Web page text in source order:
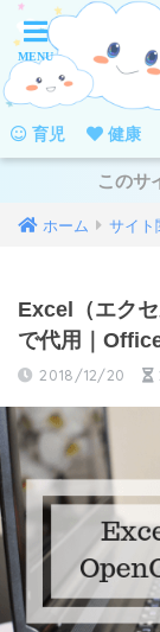
育児 健康
このサ
ホーム サイト
Excel（エク
で代用｜
2018/12/20